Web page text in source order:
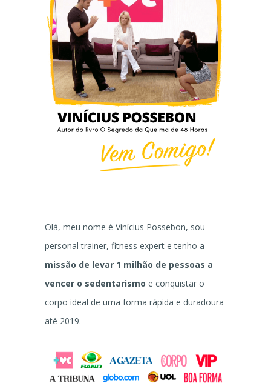
Olá, meu nome é Vinícius Possebon, sou
personal trainer, fitness expert e tenho a
missão de levar 1 milhão de pessoas a
vencer o sedentarismo e conquistar o
corpo ideal de uma forma rápida e duradoura
até 2019.